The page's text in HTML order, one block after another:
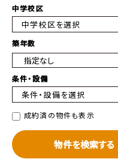
中学校区
中学校区を選択
築年数
条件・設備
条件・設備を選択
成約済の物件も表示